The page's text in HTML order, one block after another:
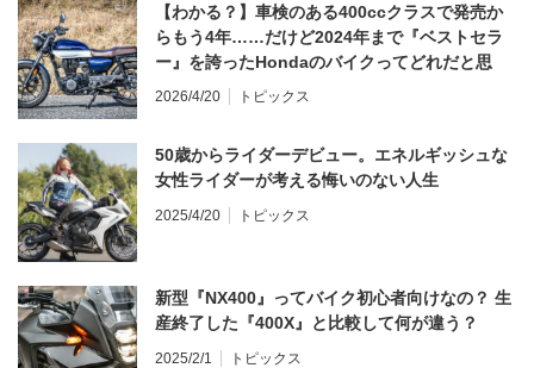
【わかる？】車検のある400ccクラスで発売か
らもう4年……だけど2024年まで『ベストセラ
ー』を誇ったHondaのバイクってどれだと思
う？
2026/4/20 トピックス
50歳からライダーデビュー。エネルギッシュな
女性ライダーが考える悔いのない人生
2025/4/20 トピックス
新型『NX400』ってバイク初心者向けなの？ 生
産終了した『400X』と比較して何が違う？
2025/2/1 トピックス